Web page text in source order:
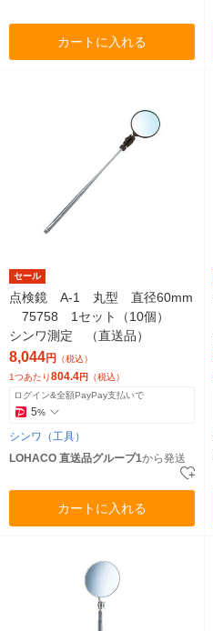
カートに入れる
セール
点検鏡 A-1 丸型 直径60mm
75758 1セット（10個）
シンワ測定 （直送品）
8,044円 （税込）
1つあたり804.4円 （税込）
ログイン&全額PayPay支払いで
5%
シンワ（工具）
LOHACO 直送品グループ1から発送
カートに入れる